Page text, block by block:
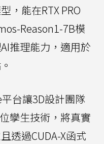
，能在RTX PRO
Reason1-7B模
推理能力，適用於
台讓3D設計團隊
孿生技術，將真實
透過CUDA-X函式